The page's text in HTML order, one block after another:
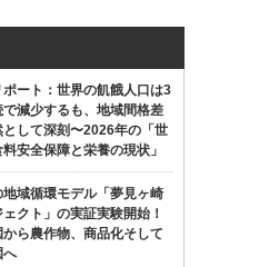
ポート：世界の飢餓人口は3
で減少するも、地域間格差
として深刻〜2026年の「世
安全保障と栄養の現状」
地域循環モデル「夢見ヶ崎
ェクト」の実証実験開始！
から農作物、商品化そして
へ